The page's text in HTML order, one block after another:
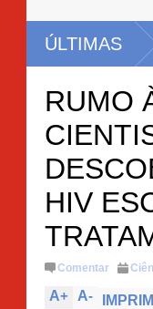
ÚLTIMAS
NO BRASIL E TEM PIOR
RUMO
HIV
Comentar
A+ A-